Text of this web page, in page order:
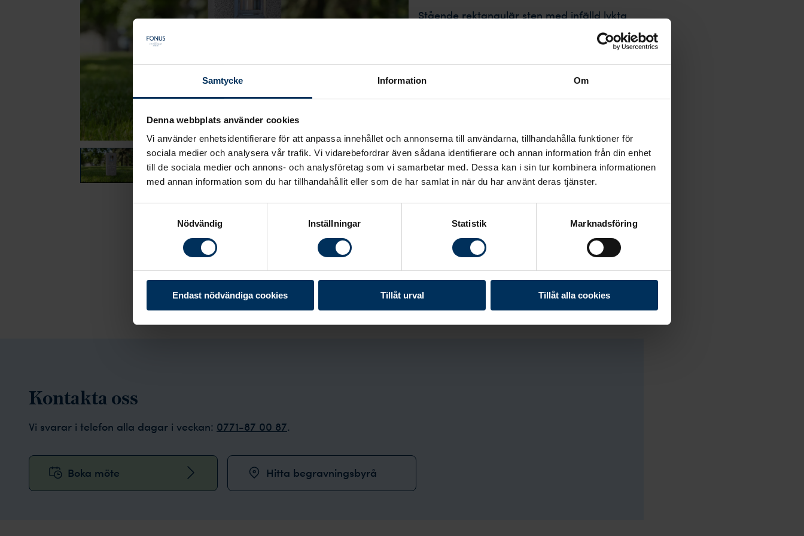
Samtycke Information Om
Denna webbplats använder cookies
Vi använder enhetsidentifierare för att anpassa innehållet och annonserna till användarna, tillhandahålla funktioner för
sociala medier och analysera vår trafik. Vi vidarebefordrar även sådana identifierare och annan information från din enhet
till de sociala medier och annons- och analysföretag som vi samarbetar med. Dessa kan i sin tur kombinera informationen
med annan information som du har tillhandahållit eller som de har samlat in när du har använt deras tjänster.
Nödvändig
Inställningar Statistik Marknadsföring
Endast nödvändiga cookies Tillåt urval Tillåt alla cookies
Stående rektangulär sten med infälld lykta
Stenmodell utformas i: Finland
Text/dekor bearbetas i: Sverige
Leverantör: Löbe Granit
Leveranstid: 8-10 veckor *
26 995 kr
Besök begravningsplaneraren
Kontakta oss
Vi svarar i telefon alla dagar i veckan: 0771-87 00 87.
Boka möte Hitta begravningsbyrå